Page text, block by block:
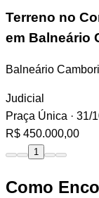
Terreno no
em Balneário
Balneário
Judicial
Praça Única · 31/
R$ 450.000,00
1
Como